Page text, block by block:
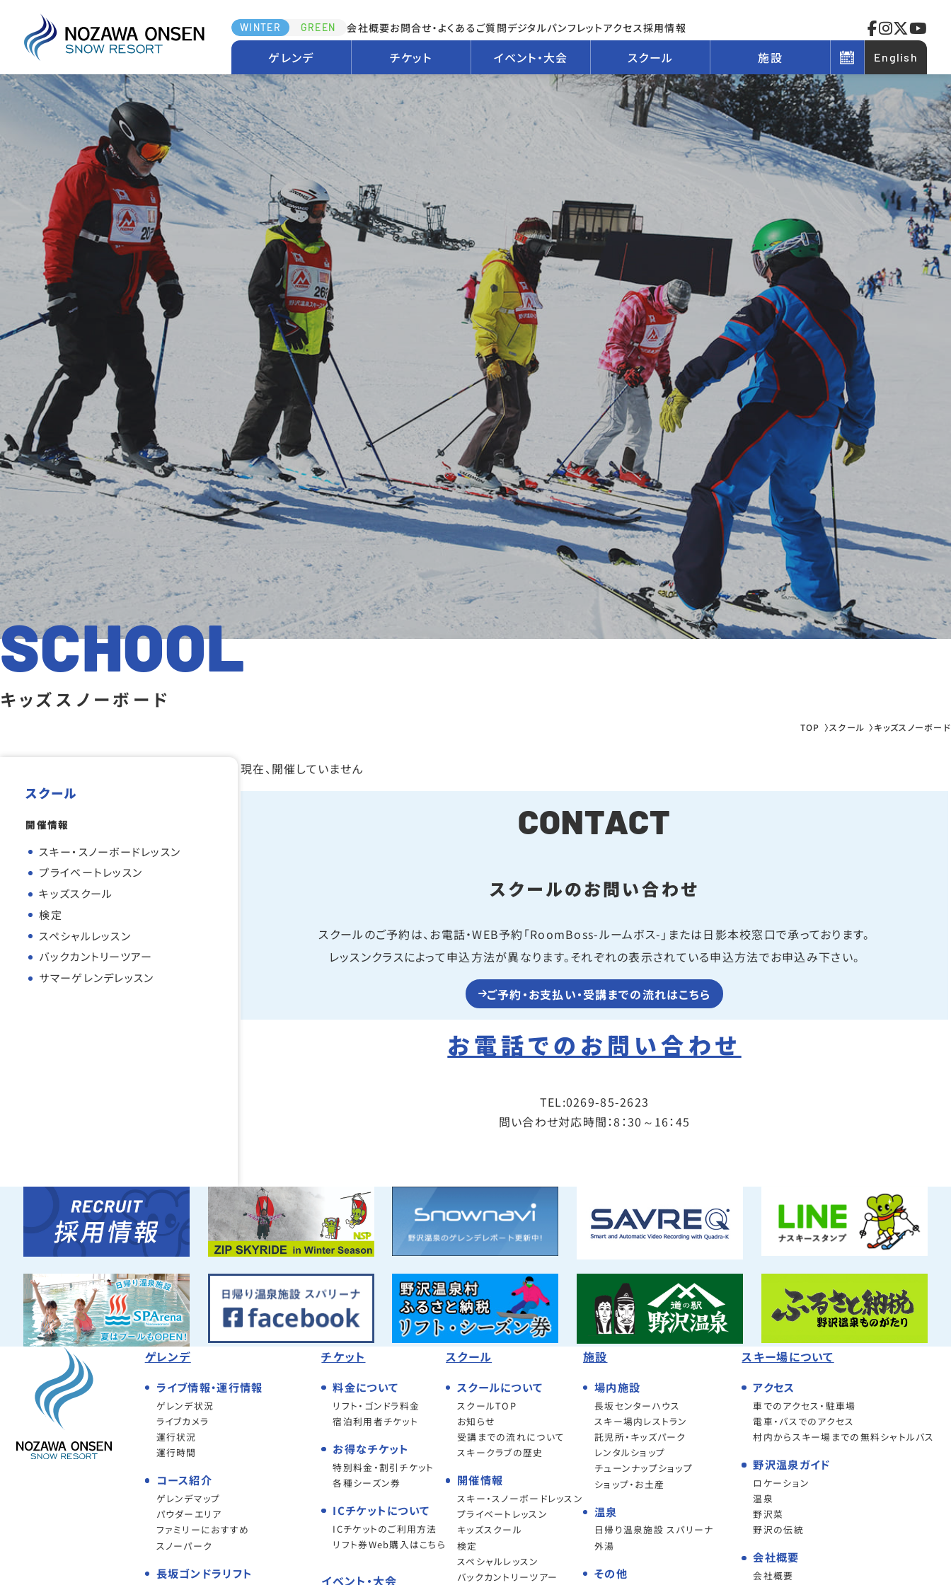
ゲレンデ チケット イベント・大会 スクール 施設 English
WINTER GREEN 会社概要お問合せ・よくあるご質問デジタルパンフレットアクセス採用情報
SCHOOL
キッズスノーボード
TOP スクール キッズスノーボード
現在、開催していません
CONTACT
スクールのお問い合わせ
スクールのご予約は、お電話・WEB予約「RoomBoss-ルームボス-」または日影本校窓口で承っております。
レッスンクラスによって申込方法が異なります。それぞれの表示されている申込方法でお申込み下さい。
ご予約・お支払い・受講までの流れはこちら
お電話でのお問い合わせ
TEL:0269-85-2623
問い合わせ対応時間：8：30～16：45
スクール
開催情報
スキー・スノーボードレッスン
プライベートレッスン
キッズスクール
検定
スペシャルレッスン
バックカントリーツアー
サマーゲレンデレッスン
ゲレンデ
ライブ情報・運行情報
ゲレンデ状況
ライブカメラ
運行状況
運行時間
コース紹介
ゲレンデマップ
パウダーエリア
ファミリーにおすすめ
スノーパーク
長坂ゴンドラリフト
チケット
料金について
リフト・ゴンドラ料金
宿泊利用者チケット
お得なチケット
特別料金・割引チケット
各種シーズン券
ICチケットについて
ICチケットのご利用方法
リフト券Web購入はこちら
イベント・大会
スクール
スクールについて
スクールTOP
お知らせ
受講までの流れについて
スキークラブの歴史
開催情報
スキー・スノーボードレッスン
プライベートレッスン
キッズスクール
検定
スペシャルレッスン
バックカントリーツアー
施設
場内施設
長坂センターハウス
スキー場内レストラン
託児所・キッズパーク
レンタルショップ
チューンナップショップ
ショップ・お土産
温泉
日帰り温泉施設 スパリーナ
外湯
その他
スキー場について
アクセス
車でのアクセス・駐車場
電車・バスでのアクセス
村内からスキー場までの無料シャトルバス
野沢温泉ガイド
ロケーション
温泉
野沢菜
野沢の伝統
会社概要
会社概要